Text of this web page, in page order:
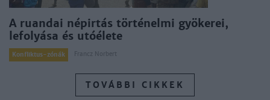
A ruandai népirtás történelmi gyökerei,
lefolyása és utóélete
Konfliktus-zónák Francz Norbert
TOVÁBBI CIKKEK